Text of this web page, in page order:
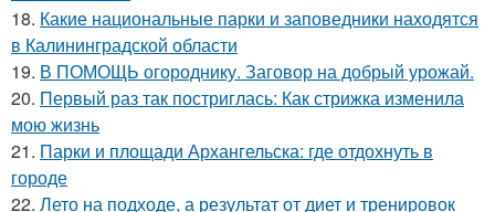
18. Какие национальные парки и заповедники находятся
в Калининградской области
19. В ПОМОЩЬ огороднику. Заговор на добрый урожай.
20. Первый раз так постриглась: Как стрижка изменила
мою жизнь
21. Парки и площади Архангельска: где отдохнуть в
городе
22. Лето на подходе, а результат от диет и тренировок